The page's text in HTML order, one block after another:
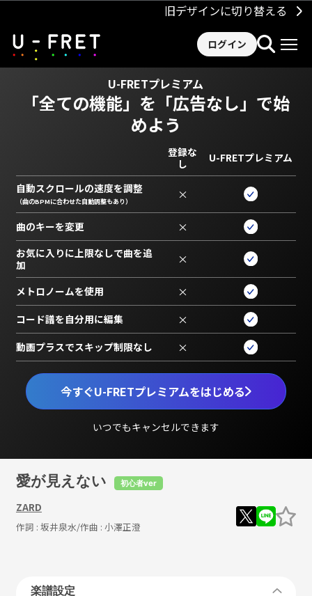
旧デザインに切り替える
ログイン
U-FRETプレミアム
「全ての機能」を 「広告なし」で始
めよう
今すぐU-FRETプレミアムをはじめる
いつでもキャンセルできます
登録な
し
U-FRETプレミアム
自動スクロールの速度を調整
（曲のBPMに合わせた自動調整もあり） ×
曲のキーを変更 ×
お気に入りに上限なしで曲を追
加
×
メトロノームを使用 ×
コード譜を自分用に編集 ×
動画プラスでスキップ制限なし ×
愛が見えない 初心者ver
ZARD
作詞 : 坂井泉水/作曲 : 小澤正澄
楽譜設定